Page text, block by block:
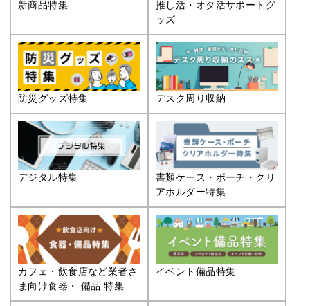
新商品特集
推し活・オタ活サポートグ
ッズ
防災グッズ特集 デスク周り収納
デジタル特集
書類ケース・ポーチ・クリ
アホルダー特集
カフェ・飲食店など業者さ
ま向け食器・ 備品 特集
イベント備品特集